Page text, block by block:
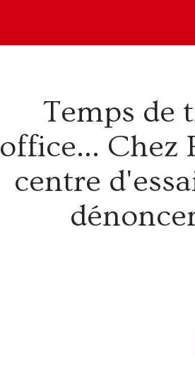
Temps de
office... Chez
centre